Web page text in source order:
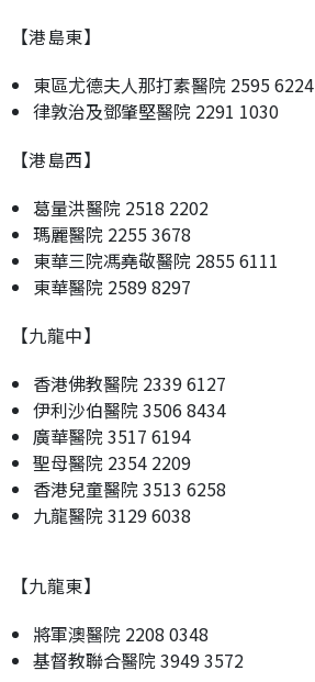
【港島東】
東區尤德夫人那打素醫院 2595 6224
律敦治及鄧肇堅醫院 2291 1030
【港島西】
葛量洪醫院 2518 2202
瑪麗醫院 2255 3678
東華三院馮堯敬醫院 2855 6111
東華醫院 2589 8297
【九龍中】
香港佛教醫院 2339 6127
伊利沙伯醫院 3506 8434
廣華醫院 3517 6194
聖母醫院 2354 2209
香港兒童醫院 3513 6258
九龍醫院 3129 6038
【九龍東】
將軍澳醫院 2208 0348
基督教聯合醫院 3949 3572